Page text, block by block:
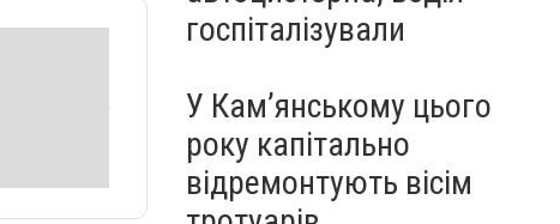
госпіталізували
У Кам’янському цього
року капітально
відремонтують вісім